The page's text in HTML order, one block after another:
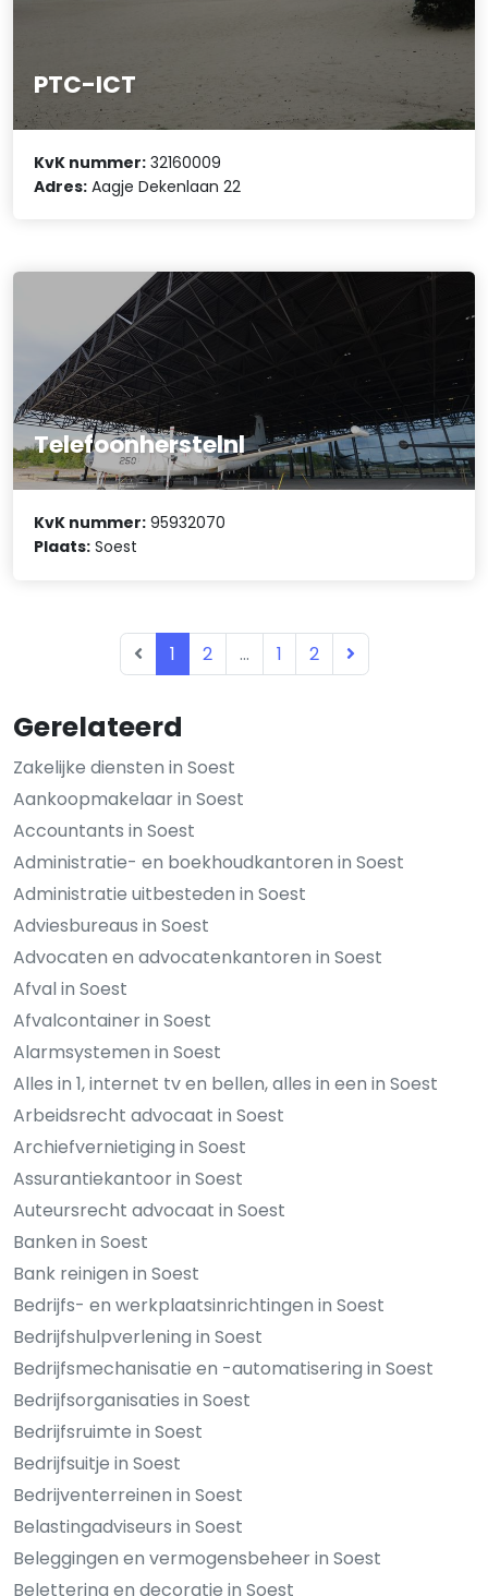
Gerelateerd
Zakelijke diensten in Soest
Aankoopmakelaar in Soest
Accountants in Soest
Administratie- en boekhoudkantoren in Soest
Administratie uitbesteden in Soest
Adviesbureaus in Soest
Advocaten en advocatenkantoren in Soest
Afval in Soest
Afvalcontainer in Soest
Alarmsystemen in Soest
Alles in 1, internet tv en bellen, alles in een in Soest
Arbeidsrecht advocaat in Soest
Archiefvernietiging in Soest
Assurantiekantoor in Soest
Auteursrecht advocaat in Soest
Banken in Soest
Bank reinigen in Soest
Bedrijfs- en werkplaatsinrichtingen in Soest
Bedrijfshulpverlening in Soest
Bedrijfsmechanisatie en -automatisering in Soest
Bedrijfsorganisaties in Soest
Bedrijfsruimte in Soest
Bedrijfsuitje in Soest
Bedrijventerreinen in Soest
Belastingadviseurs in Soest
Beleggingen en vermogensbeheer in Soest
Belettering en decoratie in Soest
PTC-ICT
KvK nummer: 32160009
Adres: Aagje Dekenlaan 22
Telefoonherstelnl
KvK nummer: 95932070
Plaats: Soest
1 2 ... 1 2